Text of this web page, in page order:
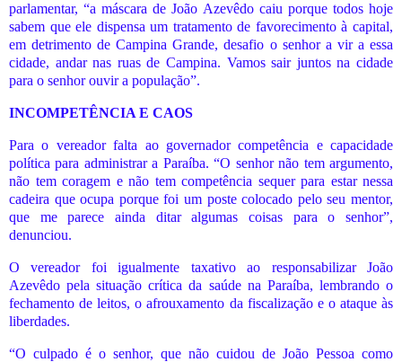
parlamentar, “a máscara de João Azevêdo caiu porque todos hoje
sabem que ele dispensa um tratamento de favorecimento à capital,
em detrimento de Campina Grande, desafio o senhor a vir a essa
cidade, andar nas ruas de Campina. Vamos sair juntos na cidade
para o senhor ouvir a população”.
INCOMPETÊNCIA E CAOS
Para o vereador falta ao governador competência e capacidade
política para administrar a Paraíba. “O senhor não tem argumento,
não tem coragem e não tem competência sequer para estar nessa
cadeira que ocupa porque foi um poste colocado pelo seu mentor,
que me parece ainda ditar algumas coisas para o senhor”,
denunciou.
O vereador foi igualmente taxativo ao responsabilizar João
Azevêdo pela situação crítica da saúde na Paraíba, lembrando o
fechamento de leitos, o afrouxamento da fiscalização e o ataque às
liberdades.
“O culpado é o senhor, que não cuidou de João Pessoa como